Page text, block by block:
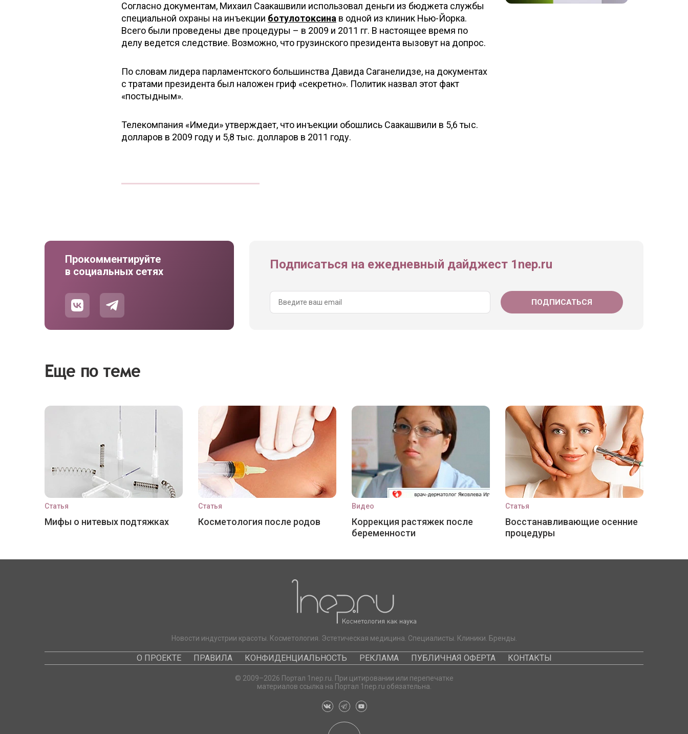
Согласно документам, Михаил Саакашвили использовал деньги из бюджета службы
специальной охраны на инъекции ботулотоксина в одной из клиник Нью-Йорка.
Всего были проведены две процедуры – в 2009 и 2011 гг. В настоящее время по
делу ведется следствие. Возможно, что грузинского президента вызовут на допрос.
По словам лидера парламентского большинства Давида Саганелидзе, на документах
с тратами президента был наложен гриф «секретно». Политик назвал этот факт
«постыдным».
Телекомпания «Имеди» утверждает, что инъекции обошлись Саакашвили в 5,6 тыс.
долларов в 2009 году и 5,8 тыс. долларов в 2011 году.
Прокомментируйте
в социальных сетях
Подписаться на ежедневный дайджест 1nep.ru
Еще по теме
Статья
Мифы о нитевых подтяжках
Статья
Косметология после родов
Видео
Коррекция растяжек после
беременности
Статья
Восстанавливающие осенние
процедуры
Новости индустрии красоты. Косметология. Эстетическая медицина. Специалисты. Клиники. Бренды.
О ПРОЕКТЕ ПРАВИЛА КОНФИДЕНЦИАЛЬНОСТЬ РЕКЛАМА ПУБЛИЧНАЯ ОФЕРТА КОНТАКТЫ
© 2009–2026 Портал 1nep.ru. При цитировании или перепечатке
материалов ссылка на Портал 1nep.ru обязательна.